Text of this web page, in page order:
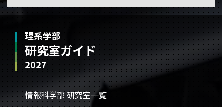
理系学部
研究室ガイド
2027
情報科学部 研究室一覧